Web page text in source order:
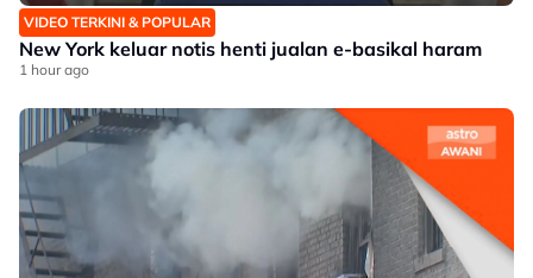
VIDEO TERKINI & POPULAR
New York keluar notis henti jualan e-basikal haram
1 hour ago